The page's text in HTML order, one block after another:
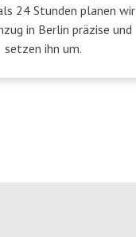
24 Stunden planen wir
in Berlin präzise und
setzen ihn um.